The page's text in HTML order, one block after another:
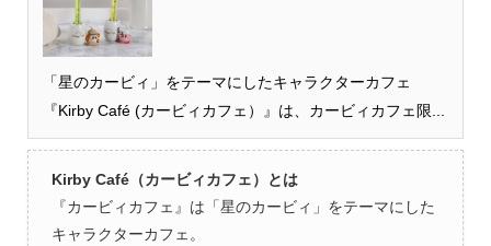
「星のカービィ」をテーマにしたキャラクターカフェ
『Kirby Café (カービィカフェ）』は、カービィカフェ限...
Kirby Café（カービィカフェ）とは
『カービィカフェ』は「星のカービィ」をテーマにした
キャラクターカフェ。